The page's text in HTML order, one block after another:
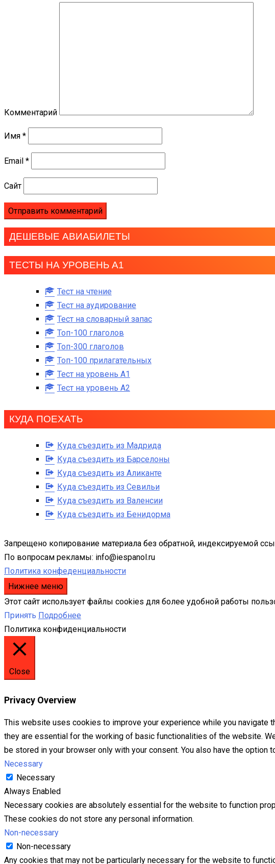
Комментарий
Имя *
Email *
Сайт
ДЕШЕВЫЕ АВИАБИЛЕТЫ
ТЕСТЫ НА УРОВЕНЬ А1
Тест на чтение
Тест на аудирование
Тест на словарный запас
Топ-100 глаголов
Топ-300 глаголов
Топ-100 прилагательных
Тест на уровень A1
Тест на уровень A2
КУДА ПОЕХАТЬ
Куда съездить из Мадрида
Куда съездить из Барселоны
Куда съездить из Аликанте
Куда съездить из Севильи
Куда съездить из Валенсии
Куда съездить из Бенидорма
Запрещено копирование материала без обратной, индексируемой
По вопросам рекламы: info@iespanol.ru
Политика конфеденциальности
Нижнее меню
Этот сайт использует файлы cookies для более удобной работы
Принять Подробнее
Политика конфиденциальности
Close
Privacy Overview
This website uses cookies to improve your experience while you navigate
they are essential for the working of basic functionalities of the website.
be stored in your browser only with your consent. You also have the
Necessary
Necessary
Always Enabled
Necessary cookies are absolutely essential for the website to function
These cookies do not store any personal information.
Non-necessary
Non-necessary
Any cookies that may not be particularly necessary for the website to